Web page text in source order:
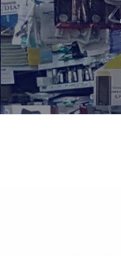
Papelería
Servicios